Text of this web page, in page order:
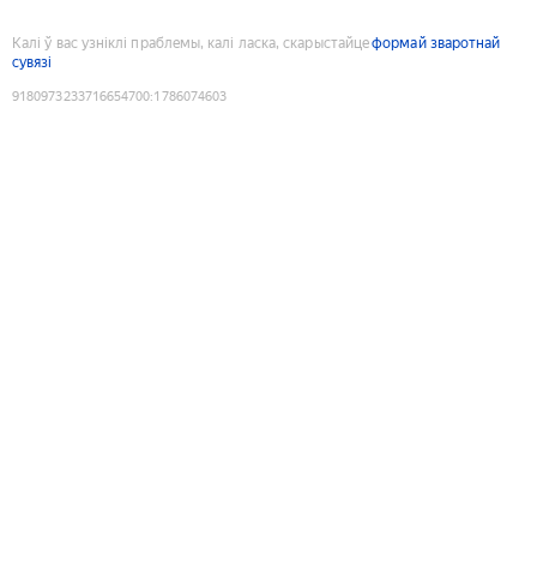
Калі ў вас узніклі праблемы, калі ласка, скарыстайцеформай зваротнай
сувязі
9180973233716654700:1786074603